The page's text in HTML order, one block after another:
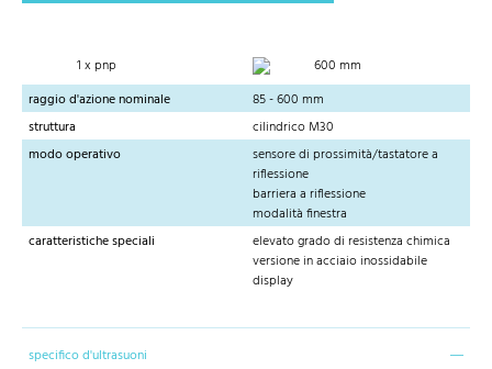
1 x pnp
600 mm
raggio d'azione nominale
85 - 600 mm
struttura
cilindrico M30
modo operativo
sensore di prossimità/tastatore a
riflessione
barriera a riflessione
modalità finestra
caratteristiche speciali
elevato grado di resistenza chimica
versione in acciaio inossidabile
display
specifico d'ultrasuoni